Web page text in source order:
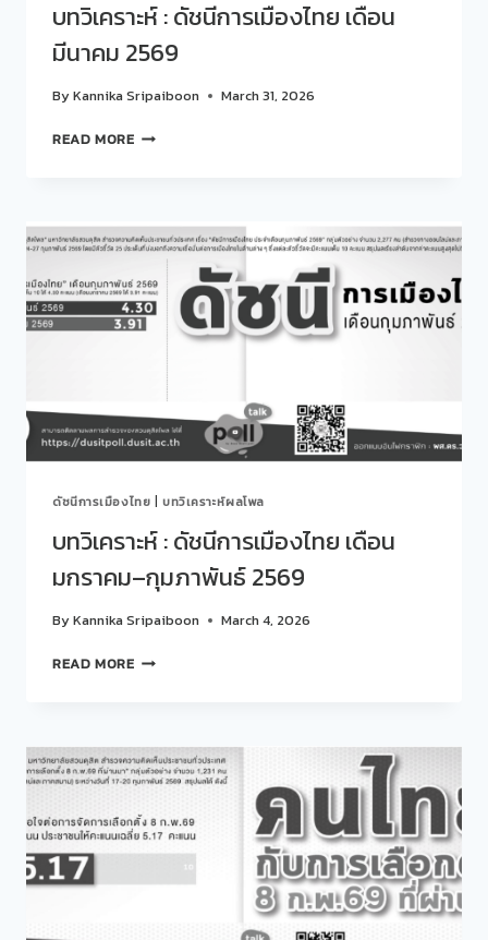
บทวิเคราะห์ : ดัชนีการเมืองไทย เดือน
มีนาคม 2569
ByKannika Sripaiboon March 31, 2026
READ MOREบท
ไทย
เดือน
มีนาคม
2569
ดัชนีการเมืองไทย บทวิเคราะห์ผลโพล
บทวิเคราะห์ : ดัชนีการเมืองไทย เดือน
มกราคม–กุมภาพันธ์ 2569
ByKannika Sripaiboon March 4, 2026
READ MOREบท
การเมือง
ไทย
เดือน
มกราคม–
กุมภาพันธ์
2569